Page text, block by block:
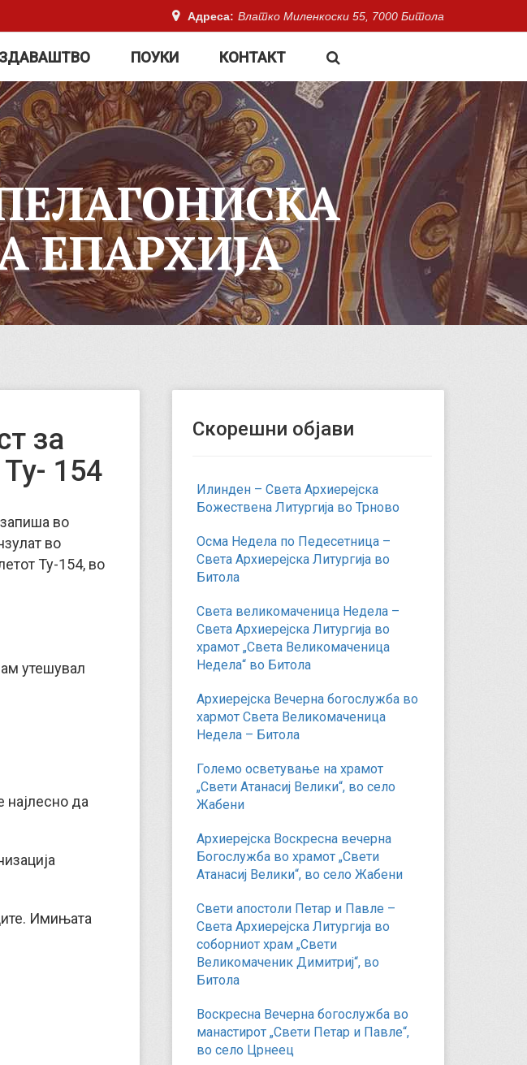
Адреса: Влатко Миленкоски 55, 7000 Битола
ПОУКИ КОНТАКТ
ЕПАРХИЈА
за
154
во
во
Ту-154, во
утешувал
најлесно да
Имињата
Скорешни објави
Илинден – Света Архиерејска
Божествена Литургија во Трново
Осма Недела по Педесетница –
Света Архиерејска Литургија во
Битола
Света великомаченица Недела –
Света Архиерејска Литургија во
храмот „Света Великомаченица
Недела“ во Битола
Архиерејска Вечерна богослужба во
хармот Света Великомаченица
Недела – Битола
Големо осветување на храмот
„Свети Атанасиј Велики“, во село
Жабени
Архиерејска Воскресна вечерна
Богослужба во храмот „Свети
Атанасиј Велики“, во село Жабени
Свети апостоли Петар и Павле –
Света Архиерејска Литургија во
соборниот храм „Свети
Великомаченик Димитриј“, во
Битола
Воскресна Вечерна богослужба во
манастирот „Свети Петар и Павле“,
во село Црнеец